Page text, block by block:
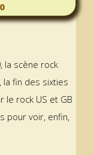
la scène rock
fin des sixties
le rock US et GB
pour voir, enfin,